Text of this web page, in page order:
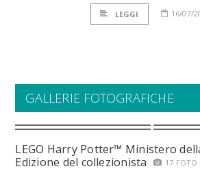
LEGGI 16/07/
GALLERIE FOTOGRAFICHE
LEGO Harry Potter™ Ministero
Edizione del collezionista
17 FOTO